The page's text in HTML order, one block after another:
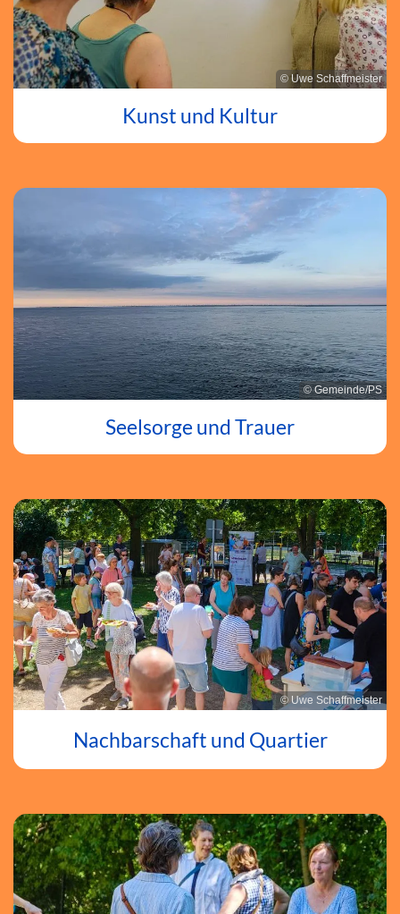
© Uwe Schaffmeister
Kunst und Kultur
© Gemeinde/PS
Seelsorge und Trauer
© Uwe Schaffmeister
Nachbarschaft und Quartier